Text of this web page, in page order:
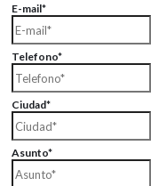
E-mail*
Telefono*
Ciudad*
Asunto*